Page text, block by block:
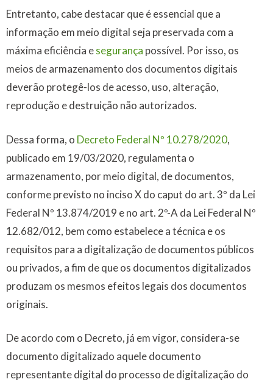
Entretanto, cabe destacar que é essencial que a
informação em meio digital seja preservada com a
máxima eficiência esegurança possível. Por isso, os
meios de armazenamento dos documentos digitais
deverão protegê-los de acesso, uso, alteração,
reprodução e destruição não autorizados.
Dessa forma, o Decreto Federal Nº 10.278/2020,
publicado em 19/03/2020, regulamenta o
armazenamento, por meio digital, de documentos,
conforme previsto no inciso X do caput do art. 3º da Lei
Federal Nº 13.874/2019 e no art. 2º-A da Lei Federal Nº
12.682/012, bem como estabelece a técnica e os
requisitos para a digitalização de documentos públicos
ou privados, a fim de que os documentos digitalizados
produzam os mesmos efeitos legais dos documentos
originais.
De acordo com o Decreto, já em vigor, considera-se
documento digitalizado aquele documento
representante digital do processo de digitalização do